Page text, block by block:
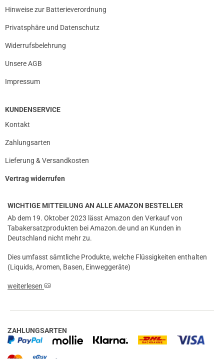
Hinweise zur Batterieverordnung
Privatsphäre und Datenschutz
Widerrufsbelehrung
Unsere AGB
Impressum
KUNDENSERVICE
Kontakt
Zahlungsarten
Lieferung & Versandkosten
Vertrag widerrufen
WICHTIGE MITTEILUNG AN ALLE AMAZON BESTELLER
Ab dem 19. Oktober 2023 lässt Amazon den Verkauf von
Tabakersatzprodukten bei Amazon.de und an Kunden in
Deutschland nicht mehr zu.
Dies umfasst sämtliche Produkte, welche Flüssigkeiten enthalten
(Liquids, Aromen, Basen, Einweggeräte)
weiterlesen
ZAHLUNGSARTEN